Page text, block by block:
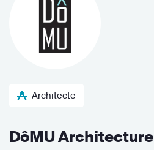
Architecte
DôMU Architecture